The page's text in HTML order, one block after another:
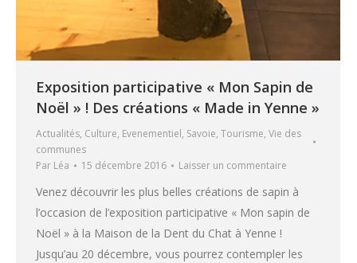
Exposition participative « Mon Sapin de
Noël » ! Des créations « Made in Yenne »
Actualités, Culture, Evenementiel, Savoie, Tourisme, Vie des
communes
Par Léa 15 décembre 2016 Laisser un commentaire
Venez découvrir les plus belles créations de sapin à
l’occasion de l’exposition participative « Mon sapin de
Noël » à la Maison de la Dent du Chat à Yenne !
Jusqu’au 20 décembre, vous pourrez contempler les